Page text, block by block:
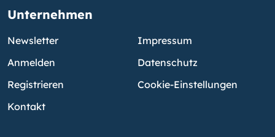
Unternehmen
Newsletter
Anmelden
Registrieren
Kontakt
Impressum
Datenschutz
Cookie-Einstellungen